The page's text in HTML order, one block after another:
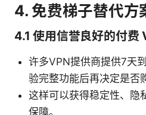
4. 免费梯子替代方
4.1 使用信誉良好的付费
许多VPN提供商提供7天
验完整功能后再决定是否
这样可以获得稳定性、隐
保障。